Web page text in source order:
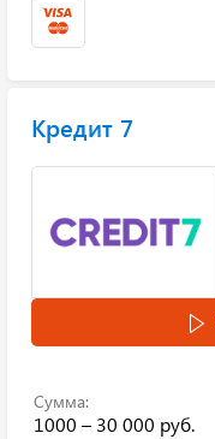
Кредит 7
Сумма:
1000 – 30 000 руб.